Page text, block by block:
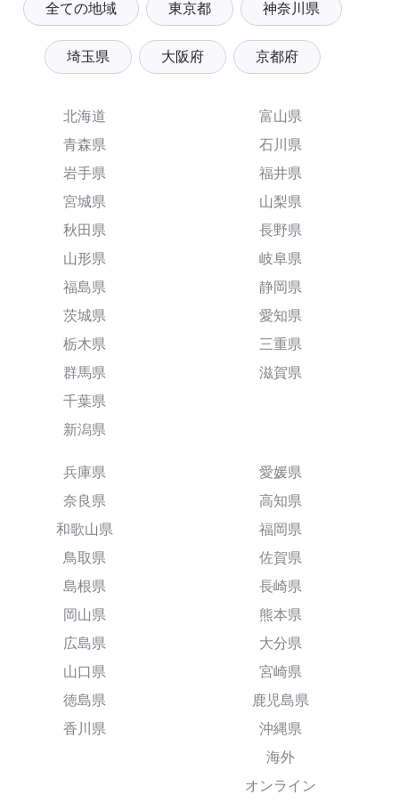
全ての地域 東京都 神奈川県
埼玉県 大阪府 京都府
北海道
青森県
岩手県
宮城県
秋田県
山形県
福島県
茨城県
栃木県
群馬県
千葉県
新潟県
富山県
石川県
福井県
山梨県
長野県
岐阜県
静岡県
愛知県
三重県
滋賀県
兵庫県
奈良県
和歌山県
鳥取県
島根県
岡山県
広島県
山口県
徳島県
香川県
愛媛県
高知県
福岡県
佐賀県
長崎県
熊本県
大分県
宮崎県
鹿児島県
沖縄県
海外
オンライン